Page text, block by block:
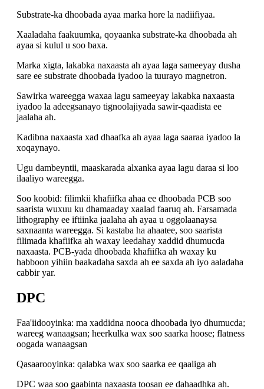
Substrate-ka dhoobada ayaa marka hore la nadiifiyaa.
Xaaladaha faakuumka, qoyaanka substrate-ka dhoobada ah
ayaa si kulul u soo baxa.
Marka xigta, lakabka naxaasta ah ayaa laga sameeyay dusha
sare ee substrate dhoobada iyadoo la tuurayo magnetron.
Sawirka wareegga waxaa lagu sameeyay lakabka naxaasta
iyadoo la adeegsanayo tignoolajiyada sawir-qaadista ee
jaalaha ah.
Kadibna naxaasta xad dhaafka ah ayaa laga saaraa iyadoo la
xoqaynayo.
Ugu dambeyntii, maaskarada alxanka ayaa lagu daraa si loo
ilaaliyo wareegga.
Soo koobid: filimkii khafiifka ahaa ee dhoobada PCB soo
saarista wuxuu ku dhamaaday xaalad faaruq ah. Farsamada
lithography ee iftiinka jaalaha ah ayaa u oggolaanaysa
saxnaanta wareegga. Si kastaba ha ahaatee, soo saarista
filimada khafiifka ah waxay leedahay xaddid dhumucda
naxaasta. PCB-yada dhoobada khafiifka ah waxay ku
habboon yihiin baakadaha saxda ah ee saxda ah iyo aaladaha
cabbir yar.
DPC
Faa'iidooyinka: ma xaddidna nooca dhoobada iyo dhumucda;
wareeg wanaagsan; heerkulka wax soo saarka hoose; flatness
oogada wanaagsan
Qasaarooyinka: qalabka wax soo saarka ee qaaliga ah
DPC waa soo gaabinta naxaasta toosan ee dahaadhka ah.